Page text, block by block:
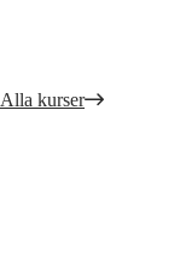
Alla kurser